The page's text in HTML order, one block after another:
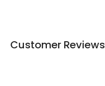
Customer Reviews